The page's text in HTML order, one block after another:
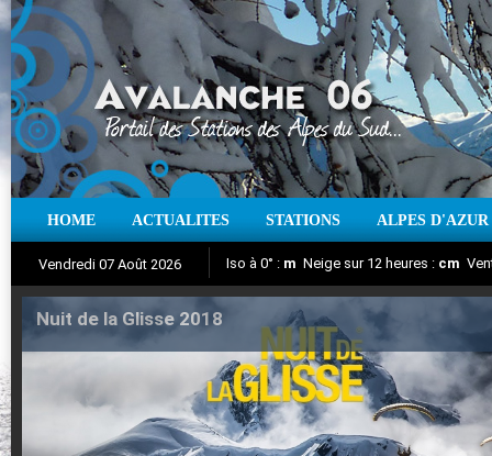
HOME ACTUALITES STATIONS ALPES D'AZUR
Vendredi 07 Août 2026 Iso à 0° : m Neige sur 12 heures : cm
Nuit de la Glisse 2018